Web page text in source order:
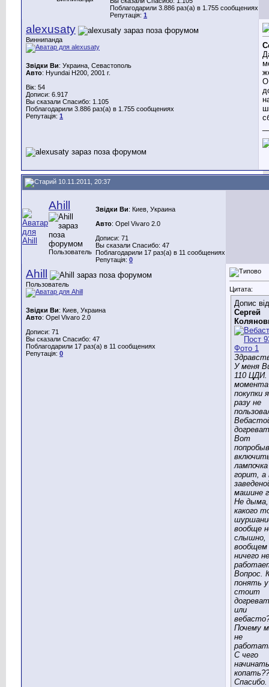
Поблагодарили 3.886 раз(а) в 1.755 сообщениях
Репутація: 1
alexusaty
Виннипанда
Звідки Ви: Украина, Севастополь
Авто: Hyundai H200, 2001 г.
Вік: 54
Дописи: 6.917
Вы сказали Спасибо: 1.105
Поблагодарили 3.886 раз(а) в 1.755 сообщениях
Репутація: 1
10.11.2011, 20:37
Ahill
Пользователь
Звідки Ви: Киев, Украина
Авто: Opel Vivaro 2.0
Дописи: 71
Вы сказали Спасибо: 47
Поблагодарили 17 раз(а) в 11 сообщениях
Репутація: 0
Ahill
Пользователь
Звідки Ви: Киев, Украина
Авто: Opel Vivaro 2.0
Дописи: 71
Вы сказали Спасибо: 47
Поблагодарили 17 раз(а) в 11 сообщениях
Репутація: 0
Цитата:
Допис від
Сергей
У меня
110
момента
покупки
разу не
Вот
горит, а
машине
Не дыма,
какого
вообще
слышно,
вообщем
ничего не
Вопрос.
понять
стоит
или
Почему
не
С чего
начинать
Спасибо.